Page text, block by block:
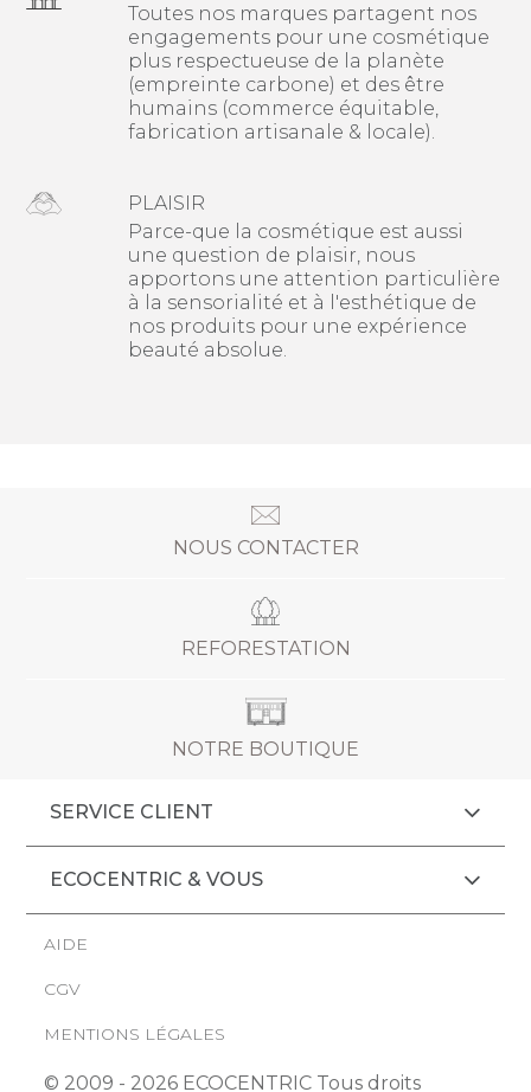
Toutes nos marques partagent nos
engagements pour une cosmétique
plus respectueuse de la planète
(empreinte carbone) et des être
humains (commerce équitable,
fabrication artisanale & locale).
PLAISIR
Parce-que la cosmétique est aussi
une question de plaisir, nous
apportons une attention particulière
à la sensorialité et à l'esthétique de
nos produits pour une expérience
beauté absolue.
NOUS CONTACTER
REFORESTATION
NOTRE BOUTIQUE
SERVICE CLIENT
ECOCENTRIC & VOUS
AIDE
CGV
MENTIONS LÉGALES
© 2009 - 2026 ECOCENTRIC Tous droits